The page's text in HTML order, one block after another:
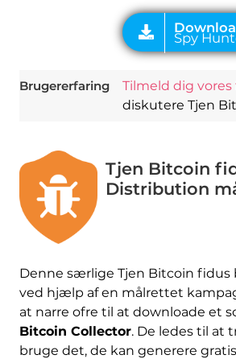
Brugererfaring Tilmeld dig vores
diskutere Tjen
Tjen Bitcoin
Distribution
Denne særlige Tjen Bitcoin fidus
ved hjælp af en målrettet
at narre ofre til at downloade et
Bitcoin Collector. De ledes til at
bruge det, de kan generere